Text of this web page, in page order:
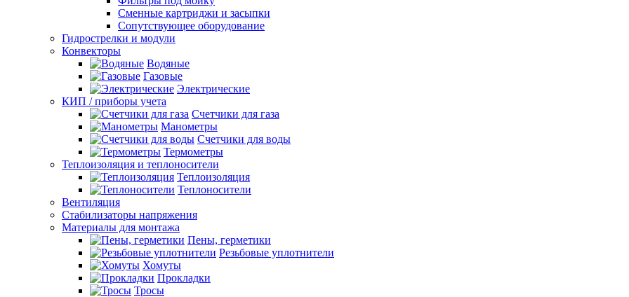
Сменные картриджи и засыпки
Сопутствующее оборудование
Гидрострелки и модули
Конвекторы
Водяные
Газовые
Электрические
КИП / приборы учета
Счетчики для газа
Манометры
Счетчики для воды
Термометры
Теплоизоляция и теплоносители
Теплоизоляция
Теплоносители
Вентиляция
Стабилизаторы напряжения
Материалы для монтажа
Пены, герметики
Резьбовые уплотнители
Хомуты
Прокладки
Тросы